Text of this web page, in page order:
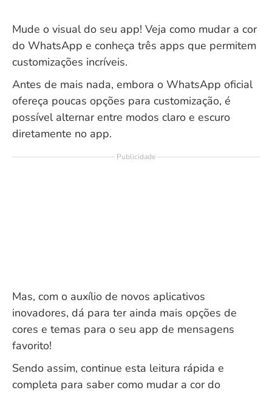
Mude o visual do seu app! Veja como mudar a cor
do WhatsApp e conheça três apps que permitem
customizações incríveis.
Antes de mais nada, embora o WhatsApp oficial
ofereça poucas opções para customização, é
possível alternar entre modos claro e escuro
diretamente no app.
Publicidade
Mas, com o auxílio de novos aplicativos
inovadores, dá para ter ainda mais opções de
cores e temas para o seu app de mensagens
favorito!
Sendo assim, continue esta leitura rápida e
completa para saber como mudar a cor do